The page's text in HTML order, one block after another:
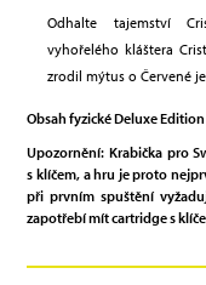
Odhalte tajemství
vyhořelého kláštera
zrodil mýtus o Červené
Obsah fyzické Deluxe
Upozornění: Krabička pro
s klíčem, a hru je proto
při prvním spuštění
zapotřebí mít cartridge s